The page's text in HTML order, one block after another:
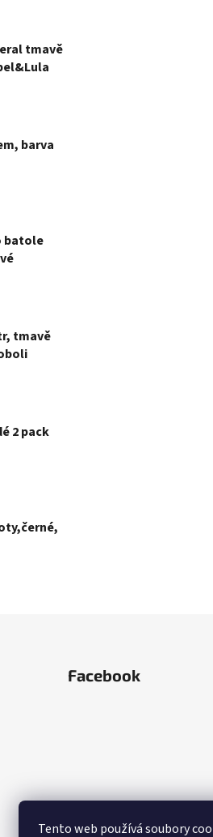
Tento web používá soubory
tmavě
barva
batole
tmavě
2 pack
Facebook